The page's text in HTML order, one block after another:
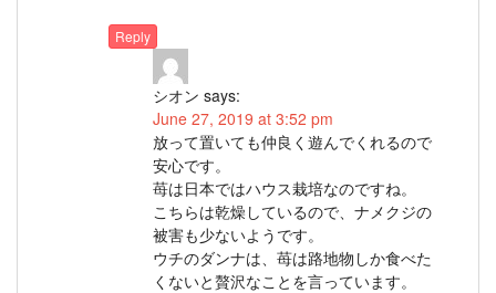
Reply
シオン says:
June 27, 2019 at 3:52 pm
放って置いても仲良く遊んでくれるので
安心です。
苺は日本ではハウス栽培なのですね。
こちらは乾燥しているので、ナメクジの
被害も少ないようです。
ウチのダンナは、苺は路地物しか食べた
くないと贅沢なことを言っています。